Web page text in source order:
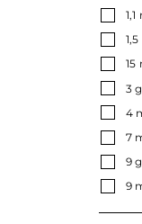
1,1
15
3 g
4
7
9 g
9